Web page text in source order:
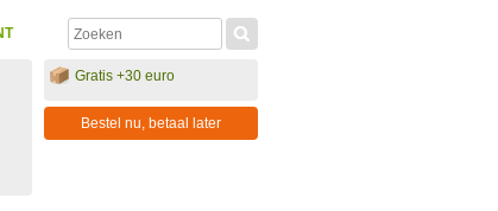
Gratis +30 euro
Bestel nu, betaal later